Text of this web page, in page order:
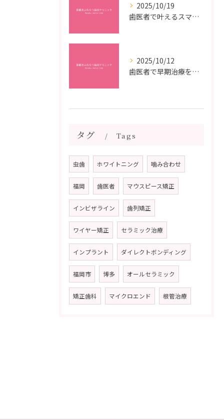
2025/10/19
歯医者で叶えるスマイルメイクオーバーなら福岡県福岡市博多区博多駅前の最新矯正治療解説
2025/10/12
歯医者で早期治療を受けるメリットと虫歯悪化を防ぐ最短ステップ
タグ Tags
虫歯 ホワイトニング 噛み合わせ
福岡 歯医者 マウスピース矯正
インビザライン 歯列矯正
ワイヤー矯正 セラミック治療
インプラント ダイレクトボンディング
福岡市 博多 オールセラミック
矯正歯科 マイクロエンド 根管治療